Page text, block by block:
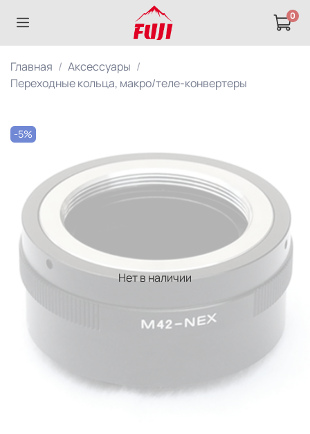
0
Главная
Аксессуары
Переходные кольца, макро/теле-конвертеры
Нет в наличии
-5%